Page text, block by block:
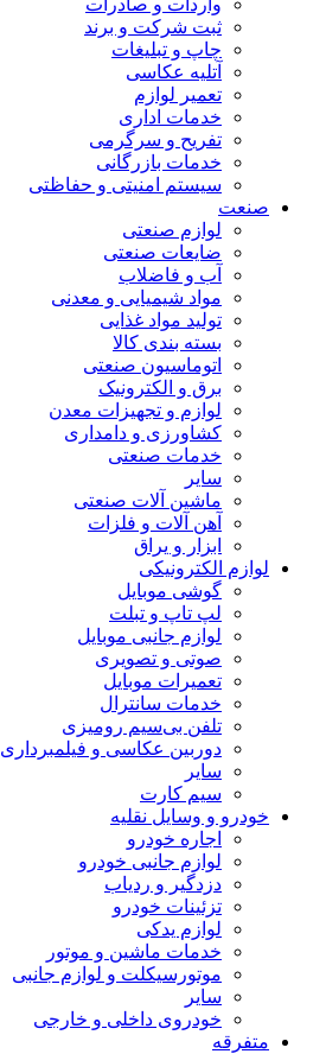
واردات و صادرات
ثبت شرکت و برند
چاپ و تبلیغات
آتلیه عکاسی
تعمیر لوازم
خدمات اداری
تفریح و سرگرمی
خدمات بازرگانی
سیستم امنیتی و حفاظتی
صنعت
لوازم صنعتی
ضایعات صنعتی
آب و فاضلاب
مواد شیمیایی و معدنی
تولید مواد غذایی
بسته بندی کالا
اتوماسیون صنعتی
برق و الکترونیک
لوازم و تجهیزات معدن
کشاورزی و دامداری
خدمات صنعتی
سایر
ماشین آلات صنعتی
آهن آلات و فلزات
ابزار و یراق
لوازم الکترونیکی
گوشی موبایل
لپ تاپ و تبلت
لوازم جانبی موبایل
صوتی و تصویری
تعمیرات موبایل
خدمات سانترال
تلفن بی‌سیم رومیزی
دوربین عکاسی و فیلمبرداری
سایر
سیم کارت
خودرو و وسایل نقلیه
اجاره خودرو
لوازم جانبی خودرو
دزدگیر و ردیاب
تزئینات خودرو
لوازم یدکی
خدمات ماشین و موتور
موتورسیکلت و لوازم جانبی
سایر
خودروی داخلی و خارجی
متفرقه